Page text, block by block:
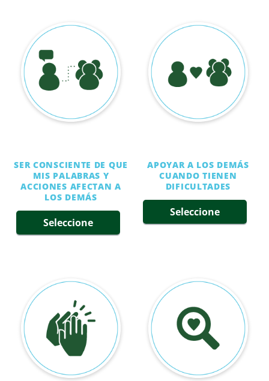
SER CONSCIENTE DE QUE
MIS PALABRAS Y
ACCIONES AFECTAN A
LOS DEMÁS
Seleccione
APOYAR A LOS DEMÁS
CUANDO TIENEN
DIFICULTADES
Seleccione